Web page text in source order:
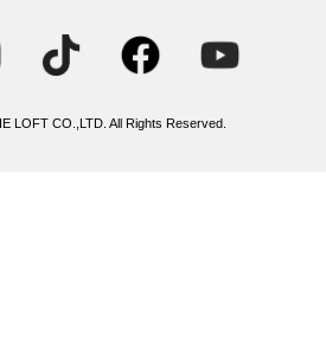
LOFT CO.,LTD. All Rights Reserved.